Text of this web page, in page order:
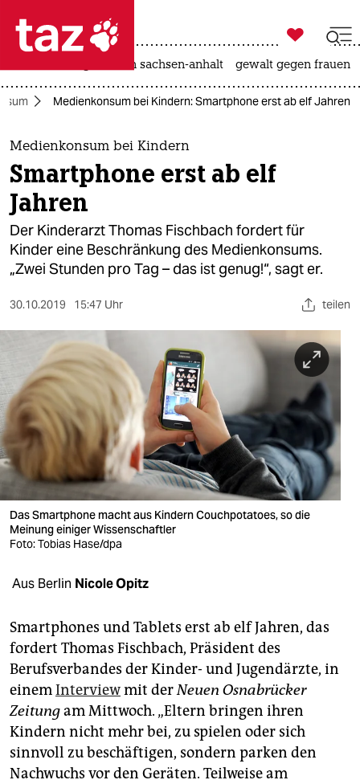
 taz zahl ich
taz zahl ich
themen
politik
öko
gesellschaft
sport
berlin
nord
wahrheit
verlag
verlag
veranstaltungen
unterstützen
abo
genossenschaft
epaper login

taz zahl ich
landtagswahl in sachsen-anhalt gewalt gegen frauen
Medienkonsum bei Kindern: Smartphone erst ab elf Jahren
Medienkonsum bei Kindern
Smartphone erst ab elf
Jahren
Der Kinderarzt Thomas Fischbach fordert für
Kinder eine Beschränkung des Medienkonsums.
„Zwei Stunden pro Tag – das ist genug!“, sagt er.
30.10.2019 15:47 Uhr teilen
Das Smartphone macht aus Kindern Couchpotatoes, so die
Meinung einiger Wissenschaftler
Foto: Tobias Hase/dpa
Aus Berlin Nicole Opitz
Smartphones und Tablets erst ab elf Jahren, das
fordert Thomas Fischbach, Präsident des
Berufsverbandes der Kinder- und Jugendärzte, in
einemInterviewmit derNeuen Osnabrücker
Zeitungam Mittwoch. „Eltern bringen ihren
Kindern nicht mehr bei, zu spielen oder sich
sinnvoll zu beschäftigen, sondern parken den
Nachwuchs vor den Geräten. Teilweise am